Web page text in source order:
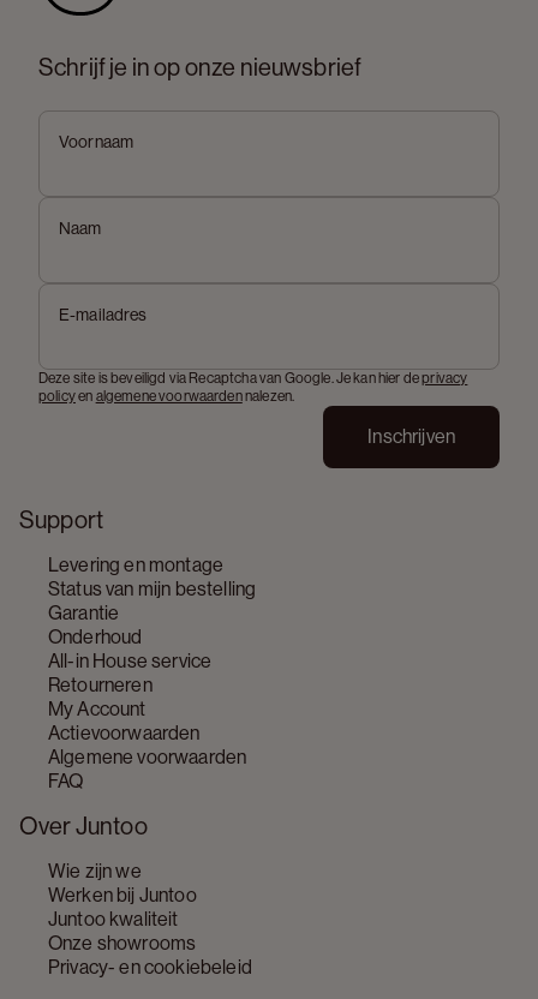
Support
Levering en montage
Status van mijn bestelling
Garantie
Onderhoud
All-in House service
Retourneren
My Account
Actievoorwaarden
Algemene voorwaarden
FAQ
Over Juntoo
Wie zijn we
Werken bij Juntoo
Juntoo kwaliteit
Onze showrooms
Privacy- en cookiebeleid
Schrijf je in op onze nieuwsbrief
Voornaam
Naam
E-mailadres
Deze site is beveiligd via Recaptcha van Google. Je kan hier deprivacy
policyen algemene voorwaardennalezen.
Inschrijven